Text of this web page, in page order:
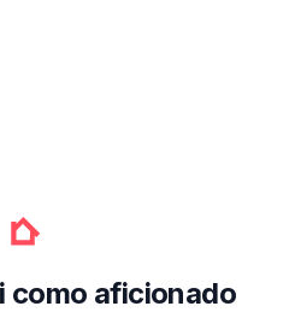
como aficionado